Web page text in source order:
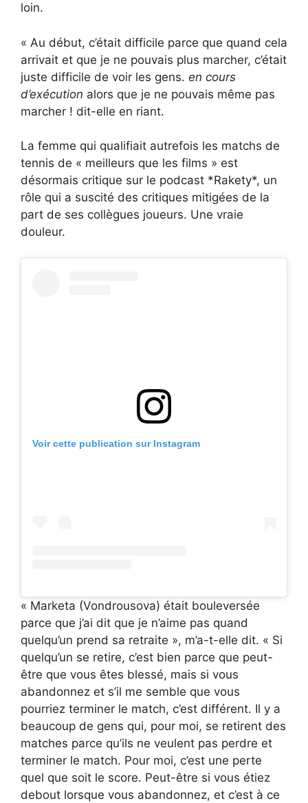
loin.
« Au début, c’était difficile parce que quand cela
arrivait et que je ne pouvais plus marcher, c’était
juste difficile de voir les gens. en cours
d’exécution alors que je ne pouvais même pas
marcher ! dit-elle en riant.
La femme qui qualifiait autrefois les matchs de
tennis de « meilleurs que les films » est
désormais critique sur le podcast *Rakety*, un
rôle qui a suscité des critiques mitigées de la
part de ses collègues joueurs. Une vraie
douleur.
Voir cette publication sur Instagram
« Marketa (Vondrousova) était bouleversée
parce que j’ai dit que je n’aime pas quand
quelqu’un prend sa retraite », m’a-t-elle dit. « Si
quelqu’un se retire, c’est bien parce que peut-
être que vous êtes blessé, mais si vous
abandonnez et s’il me semble que vous
pourriez terminer le match, c’est différent. Il y a
beaucoup de gens qui, pour moi, se retirent des
matches parce qu’ils ne veulent pas perdre et
terminer le match. Pour moi, c’est une perte
quel que soit le score. Peut-être si vous étiez
debout lorsque vous abandonnez, et c’est à ce